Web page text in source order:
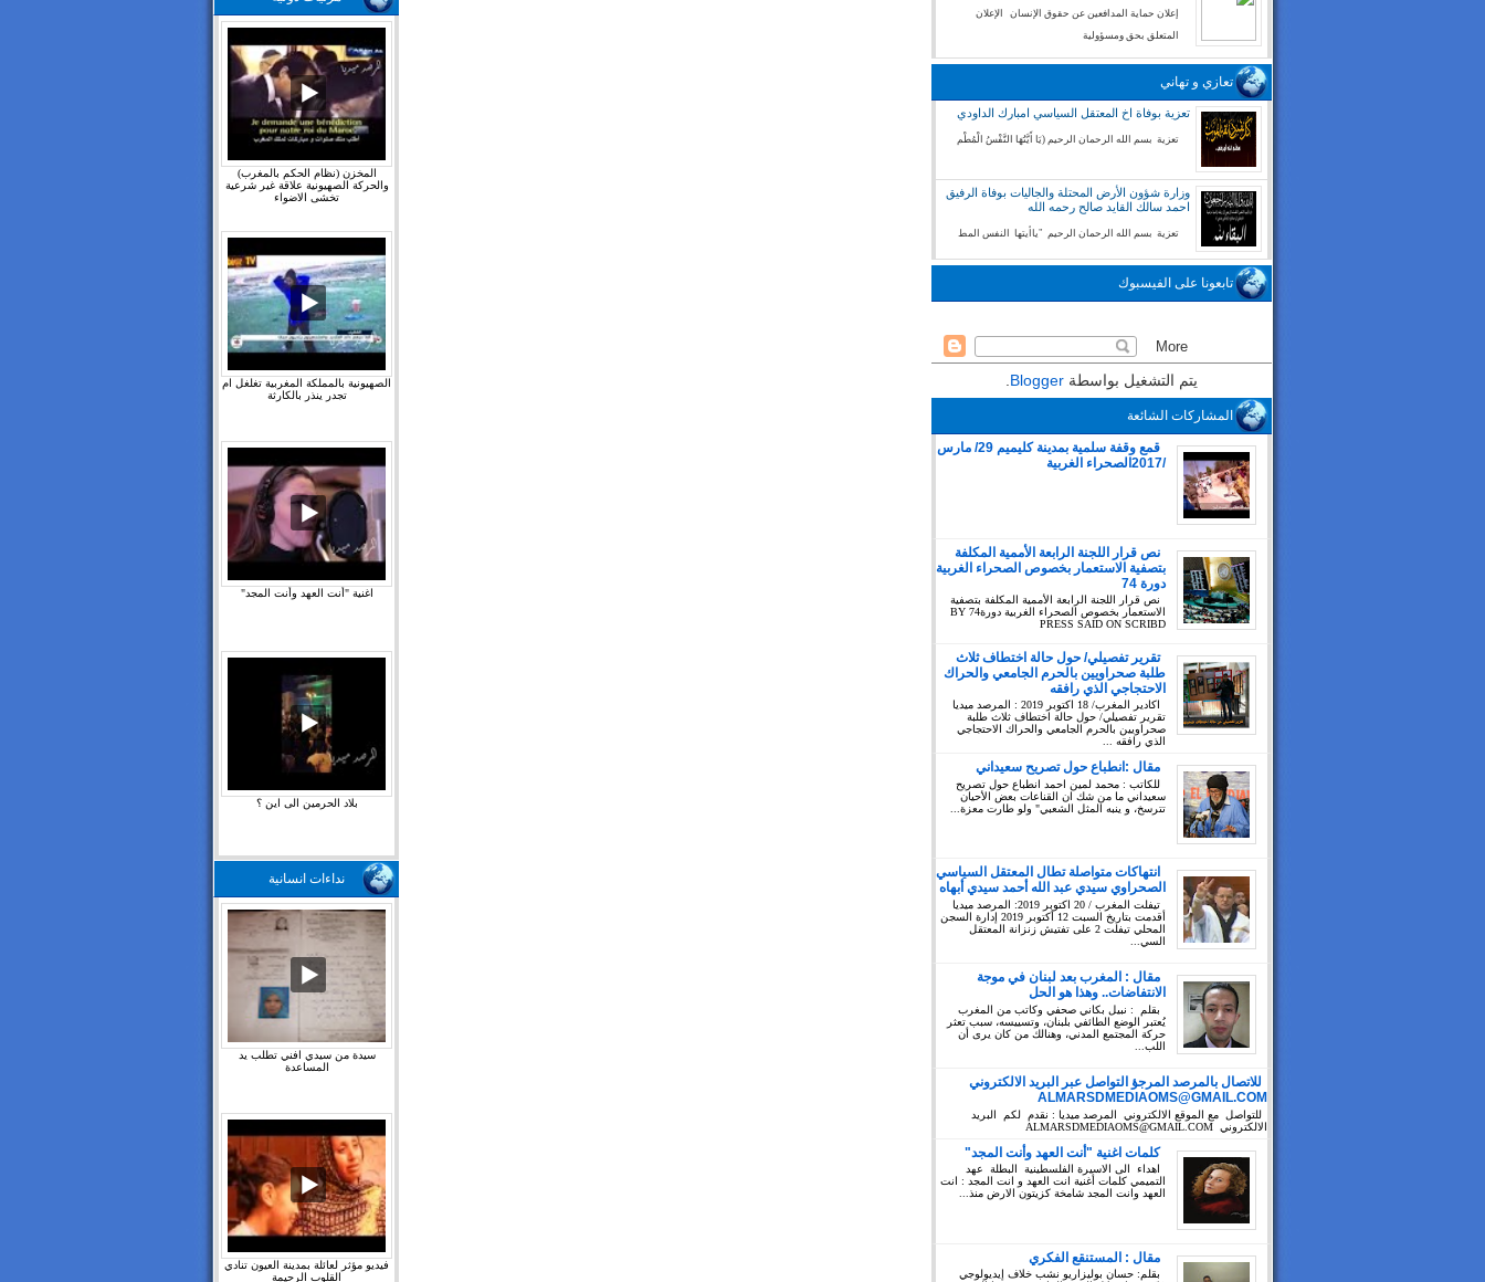
إعلان حماية المدافعين عن حقوق الإنسان الإعلان
المتعلق بحق ومسؤولية
تعازي و تهاني
تعزية بوفاة اخ المعتقل السياسي امبارك الداودي
تعزية بسم الله الرحمان الرحيم (يَا أَيَّتُهَا النَّفْسُ الْمُطْم
وزارة شؤون الأرض المحتلة والجاليات بوفاة الرفيق
احمد سالك القايد صالح رحمه الله
تعزية بسم الله الرحمان الرحيم "ياأيتها النفس المط
تابعونا على الفيسبوك
يتم التشغيل بواسطة Blogger
المشاركات الشائعة
قمع وقفة سلمية بمدينة كليميم 29/ مارس
/2017الصحراء الغربية
نص قرار اللجنة الرابعة الأممية المكلفة
بتصفية الاستعمار بخصوص الصحراء الغربية
دورة 74
نص قرار اللجنة الرابعة الأممية المكلفة بتصفية
الاستعمار بخصوص الصحراء الغربية دورة74 BY
PRESS SAID ON SCRIBD
تقرير تفصيلي/ حول حالة اختطاف ثلاث
طلبة صحراويين بالحرم الجامعي والحراك
الاحتجاجي الذي رافقه
اكادير المغرب/ 18 اكتوبر 2019 : المرصد ميديا
تقرير تفصيلي/ حول حالة اختطاف ثلاث طلبة
صحراويين بالحرم الجامعي والحراك الاحتجاجي
الذي رافقه ...
مقال :انطباع حول تصريح سعيداني
للكاتب : محمد لمين احمد انطباع حول تصريح
سعيداني ما من شك ان القناعات بعض الأحيان
تترسخ، و ينبه المثل الشعبي" ولو طارت معزة...
انتهاكات متواصلة تطال المعتقل السياسي
الصحراوي سيدي عبد الله أحمد سيدي أبهاه
تيفلت المغرب / 20 اكتوبر 2019: المرصد ميديا
أقدمت بتاريخ السبت 12 أكتوبر 2019 إدارة السجن
المحلي تيفلت 2 على تفتيش زنزانة المعتقل
السي...
مقال : المغرب بعد لبنان في موجة
الانتفاضات.. وهذا هو الحل
بقلم : نبيل بكاني صحفي وكاتب من المغرب
يُعتبر الوضع الطائفي بلبنان، وتسييسه، سبب تعثر
حركة المجتمع المدني، وهنالك من كان يرى أن
اللب...
للاتصال بالمرصد المرجؤ التواصل عبر البريد الالكتروني
ALMARSDMEDIAOMS@GMAIL.COM
للتواصل مع الموقع الالكتروني المرصد ميديا : نقدم لكم البريد
الالكتروني ALMARSDMEDIAOMS@GMAIL.COM
كلمات اغنية "أنت العهد وأنت المجد"
اهداء الى الاسيرة الفلسطينية البطلة عهد
التميمي كلمات أغنية انت العهد و انت المجد : انت
العهد وانت المجد شامخة كزيتون الارض منذ...
مقال : المستنقع الفكري
بقلم: حسان بوليزاريو نشب خلاف إيديولوجي
المخزن (نظام الحكم بالمغرب)
والحركة الصهيونية علاقة غير شرعية
تخشى الاضواء
الصهيونية بالمملكة المغربية تغلغل ام
تجدر ينذر بالكارثة
اغنية "أنت العهد وأنت المجد"
بلاد الحرمين الى اين ؟
نداءات انسانية
سيدة من سيدي افني تطلب يد
المساعدة
فيديو مؤثر لعائلة بمدينة العيون تنادي
القلوب الرحيمة